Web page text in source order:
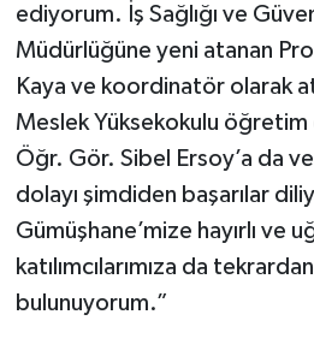
ediyorum. İş Sağlığı ve
Müdürlüğüne yeni atanan
Kaya ve koordinatör olarak
Meslek Yüksekokulu öğretim
Öğr. Gör. Sibel Ersoy’a da
dolayı şimdiden başarılar
Gümüşhane’mize hayırlı ve
katılımcılarımıza da
bulunuyorum.”